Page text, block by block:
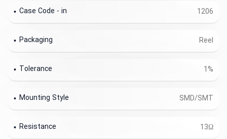
1206
Case Code - in
Reel
Packaging
1%
Tolerance
SMD/SMT
Mounting Style
13Ω
Resistance